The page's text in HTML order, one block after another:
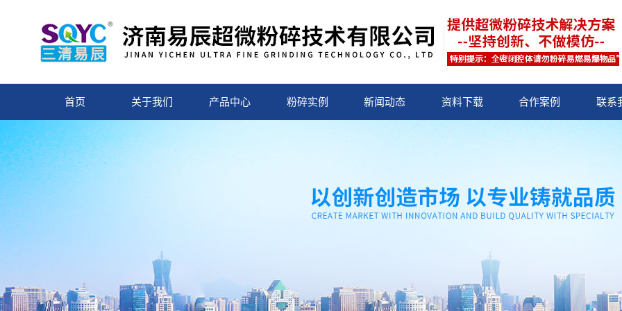
首页 关于我们 产品中心 粉碎实例 新闻动态 资料下载 合作案例 联系